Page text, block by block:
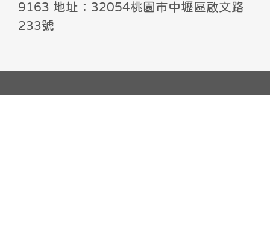
9163 地址：32054桃園市中壢區啟文路
233號